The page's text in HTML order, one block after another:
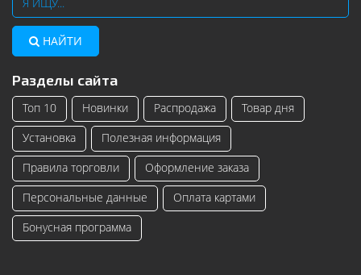
НАЙТИ
Разделы сайта
Топ 10 Новинки Распродажа
Товар дня
Установка
Полезная информация
Правила торговли
Оформление заказа
Персональные данные
Оплата картами
Бонусная программа